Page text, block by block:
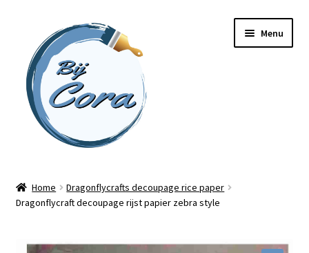
naar
navigatie
inhoud
Menu
Workshops
Online cursussen
Home
Dragonflycrafts decoupage rice paper
Dragonflycraft decoupage rijst papier zebra style